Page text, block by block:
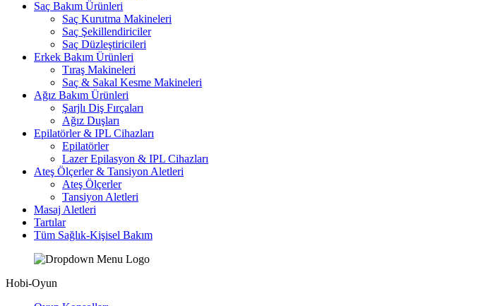
Saç Bakım Ürünleri
Saç Kurutma Makineleri
Saç Şekillendiriciler
Saç Düzleştiricileri
Erkek Bakım Ürünleri
Tıraş Makineleri
Saç & Sakal Kesme Makineleri
Ağız Bakım Ürünleri
Şarjlı Diş Fırçaları
Ağız Duşları
Epilatörler & IPL Cihazları
Epilatörler
Lazer Epilasyon & IPL Cihazları
Ateş Ölçerler & Tansiyon Aletleri
Ateş Ölçerler
Tansiyon Aletleri
Masaj Aletleri
Tartılar
Tüm Sağlık-Kişisel Bakım
Hobi-Oyun